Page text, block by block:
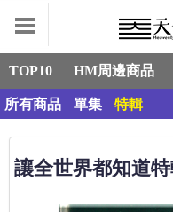
TOP10 HM周邊商品
所有商品 單集 特輯
讓全世界都知道